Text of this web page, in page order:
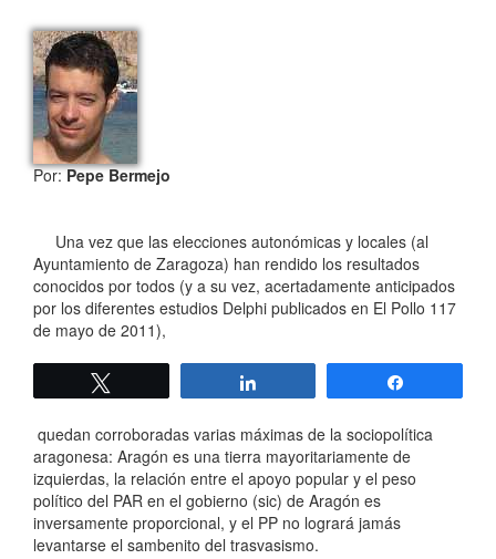
Por:Pepe Bermejo
Una vez que las elecciones autonómicas y locales (al
Ayuntamiento de Zaragoza) han rendido los resultados
conocidos por todos (y a su vez, acertadamente anticipados
por los diferentes estudios Delphi publicados en El Pollo 117
de mayo de 2011),
quedan corroboradas varias máximas de la sociopolítica
aragonesa: Aragón es una tierra mayoritariamente de
izquierdas, la relación entre el apoyo popular y el peso
político del PAR en el gobierno (sic) de Aragón es
inversamente proporcional, y el PP no logrará jamás
levantarse el sambenito del trasvasismo.